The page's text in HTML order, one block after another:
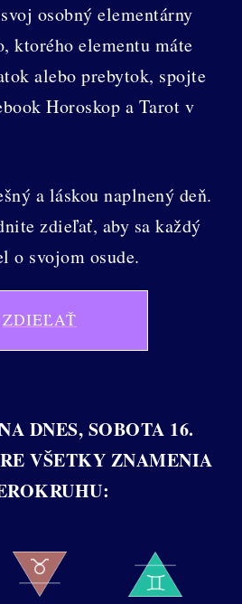
osobný elementárny
ktorého elementu máte
alebo prebytok, spojte
Horoskop a Tarot v
a láskou naplnený deň.
zdieľať, aby sa každý
o svojom osude.
ZDIEĽAŤ
DNES, SOBOTA 16.
VŠETKY ZNAMENIA